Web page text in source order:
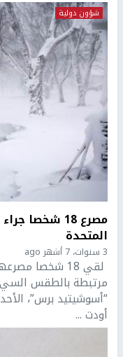
شؤون دولية
مصرع 18
المتحدة
3 سنوات، 7 أشهر ago
لقي 18 شخصا
مرتبطة بالطقس
“أسوشيتيد برس”،
أودت ...